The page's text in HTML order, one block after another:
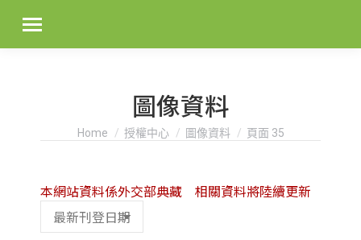
圖像資料
You are here:
Home 授權中心 圖像資料 頁面 35
本網站資料係外交部典藏 相關資料將陸續更新